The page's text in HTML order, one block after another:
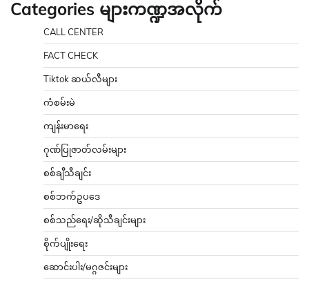
Categories များကဏ္ဍအလိုက်
CALL CENTER
FACT CHECK
Tiktok ဆယ်လီများ
ကံစမ်းမဲ
ကျန်းမာရေး
ဂုဏ်ပြုဇာတ်လမ်းများ
စစ်ချီသီချင်း
စစ်ဘက်ဥပဒေ
စစ်သည်ရေး/ဆိုသီချင်းများ
စိုက်ပျိုးရေး
ဆောင်းပါး/မဂ္ဂဇင်းများ